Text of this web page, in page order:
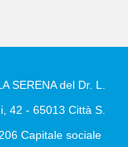
SERENA del Dr. L.
42 - 65013 Città S.
Capitale sociale